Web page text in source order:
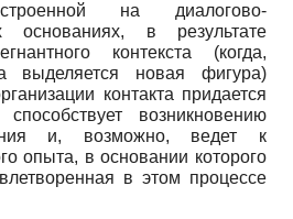
на диалогово-
основаниях, в результате
контекста (когда,
выделяется новая фигура)
контакта придается
возникновению
и, возможно, ведет к
опыта, в основании которого
в этом процессе